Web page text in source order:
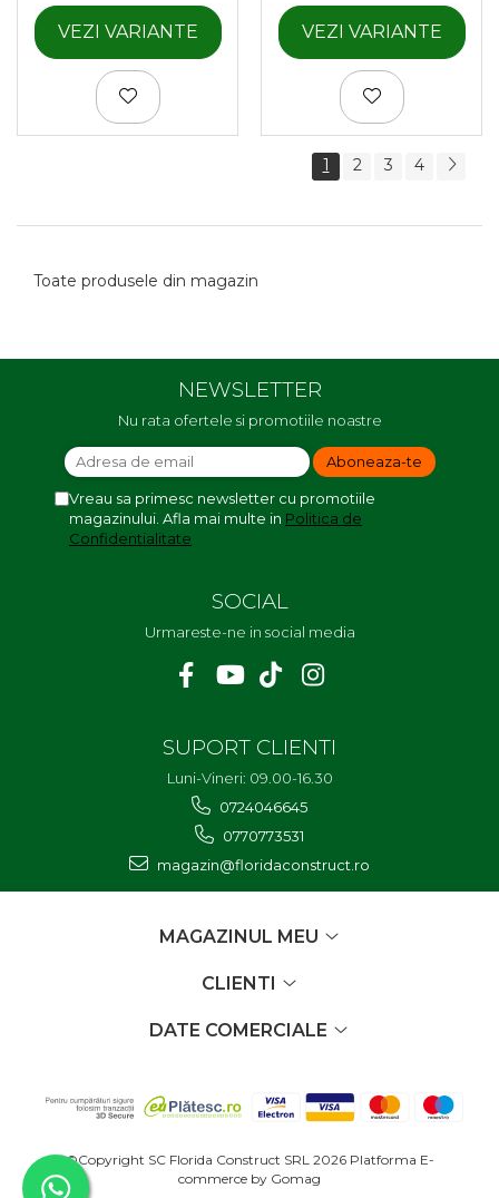
VEZI VARIANTE VEZI VARIANTE
1 2 3 4
Toate produsele din magazin
NEWSLETTER
Nu rata ofertele si promotiile noastre
Vreau sa primesc newsletter cu promotiile
magazinului. Afla mai multe in Politica de
Confidentialitate
SOCIAL
Urmareste-ne in social media
SUPORT CLIENTI
Luni-Vineri: 09.00-16.30
0724046645
0770773531
magazin@floridaconstruct.ro
MAGAZINUL MEU
CLIENTI
DATE COMERCIALE
©Copyright SC Florida Construct SRL 2026 Platforma E-
commerce by Gomag